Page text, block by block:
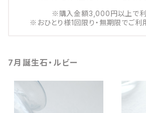
※購入金額3,000円以上で利
※おひとり様1回限り・無期限でご利
7月誕生石・ルビー